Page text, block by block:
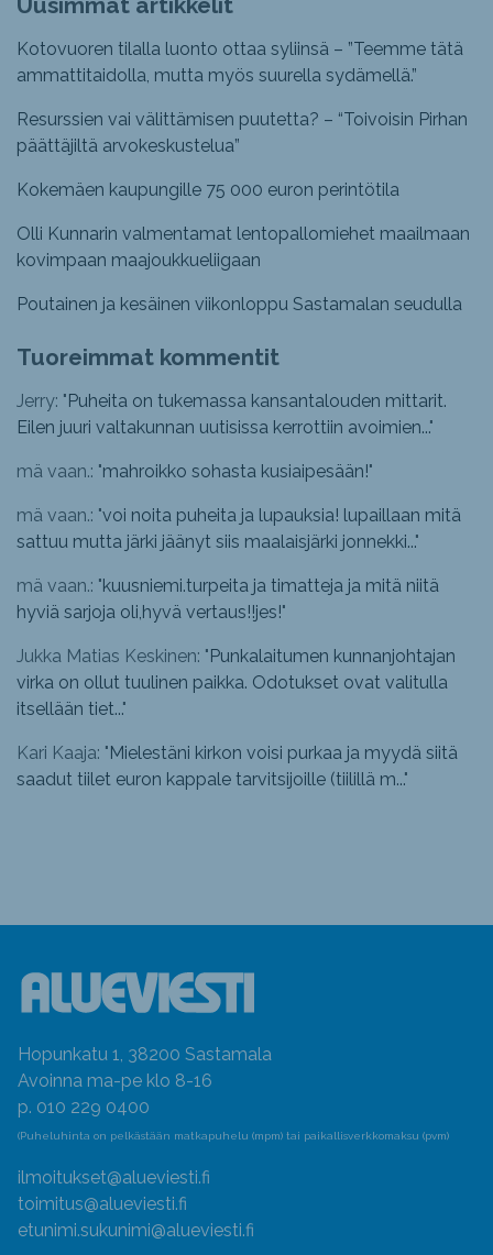
Kotovuoren tilalla luonto ottaa syliinsä – ”Teemme tätä
ammattitaidolla, mutta myös suurella sydämellä.”
Resurssien vai välittämisen puutetta? – “Toivoisin Pirhan
päättäjiltä arvokeskustelua”
Kokemäen kaupungille 75 000 euron perintötila
Olli Kunnarin valmentamat lentopallomiehet maailmaan
kovimpaan maajoukkueliigaan
Poutainen ja kesäinen viikonloppu Sastamalan seudulla
Tuoreimmat kommentit
Jerry: "Puheita on tukemassa kansantalouden mittarit.
Eilen juuri valtakunnan uutisissa kerrottiin avoimien..."
mä vaan.: "mahroikko sohasta kusiaipesään!"
mä vaan.: "voi noita puheita ja lupauksia! lupaillaan mitä
sattuu mutta järki jäänyt siis maalaisjärki jonnekki..."
mä vaan.: "kuusniemi.turpeita ja timatteja ja mitä niitä
hyviä sarjoja oli,hyvä vertaus!!jes!"
Jukka Matias Keskinen: "Punkalaitumen kunnanjohtajan
virka on ollut tuulinen paikka. Odotukset ovat valitulla
itsellään tiet..."
Kari Kaaja: "Mielestäni kirkon voisi purkaa ja myydä siitä
saadut tiilet euron kappale tarvitsijoille (tiilillä m..."
Hopunkatu 1, 38200 Sastamala
Avoinna ma-pe klo 8-16
p. 010 229 0400
(Puheluhinta on pelkästään matkapuhelu (mpm) tai paikallisverkkomaksu (pvm)
ilmoitukset@alueviesti.fi
toimitus@alueviesti.fi
etunimi.sukunimi@alueviesti.fi